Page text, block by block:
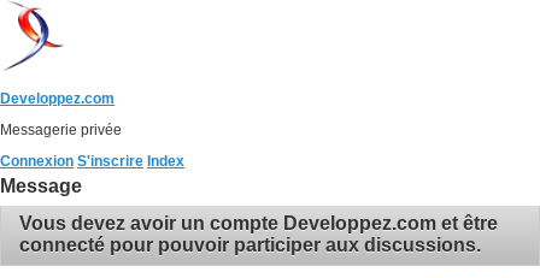
Developpez.com
Messagerie privée
Connexion S'inscrire Index
Message
Vous devez avoir un compte Developpez.com et être
connecté pour pouvoir participer aux discussions.